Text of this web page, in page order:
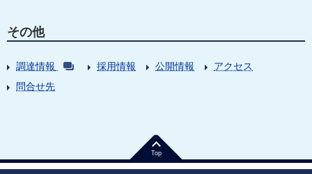
その他
調達情報 採用情報 公開情報
アクセス
問合せ先
Top